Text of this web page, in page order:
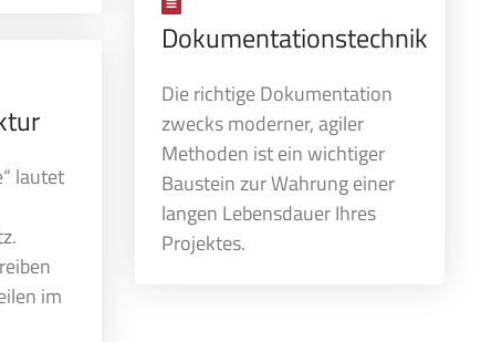
lautet
im
Dokumentationstechnik
Die richtige Dokumentation
zwecks moderner, agiler
Methoden ist ein wichtiger
Baustein zur Wahrung einer
langen Lebensdauer Ihres
Projektes.